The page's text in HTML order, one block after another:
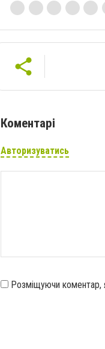
Коментарі
Авторизуватись
Розміщуючи коментар,